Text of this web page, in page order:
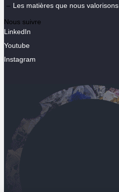
Les matières que nous valorisons
Nous suivre
LinkedIn
Youtube
Instagram